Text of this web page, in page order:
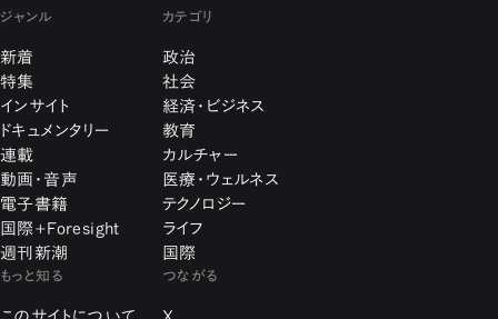
ジャンル
新着
特集
インサイト
ドキュメンタリー
連載
動画・音声
電子書籍
国際+Foresight
週刊新潮
カテゴリ
政治
社会
経済・ビジネス
教育
カルチャー
医療・ウェルネス
テクノロジー
ライフ
国際
もっと知る つながる